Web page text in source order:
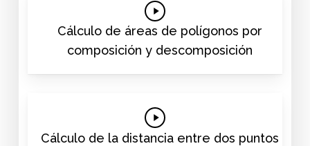
Play
Video
Cálculo de áreas de polígonos por
composición y descomposición
Play
Video
Cálculo de la distancia entre dos puntos